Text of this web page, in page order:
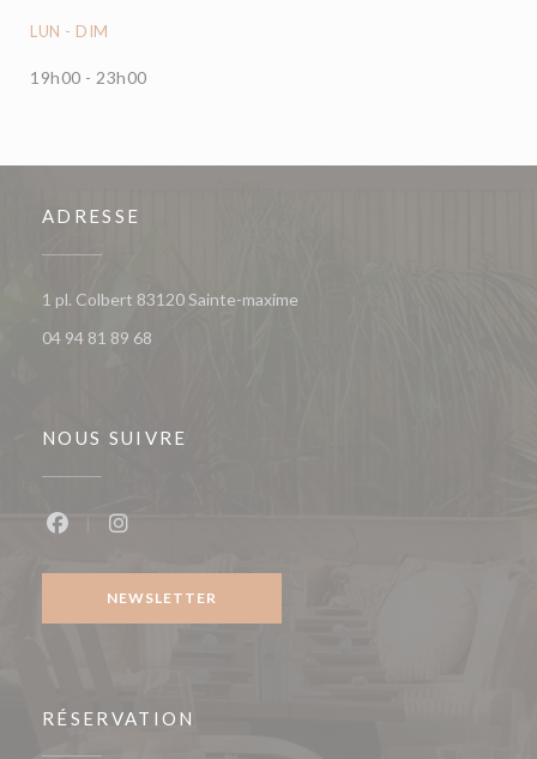
LUN - DIM
19h00 - 23h00
ADRESSE
1 pl. Colbert 83120 Sainte-maxime
04 94 81 89 68
NOUS SUIVRE
NEWSLETTER
RÉSERVATION